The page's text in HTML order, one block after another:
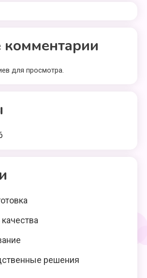
для просмотра.
решения